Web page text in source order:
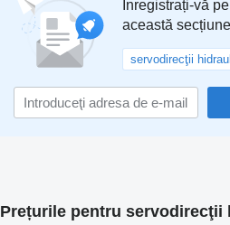
Înregistrați-vă
această secțiune
servodirecţii
Prețurile pentru servodirecţii